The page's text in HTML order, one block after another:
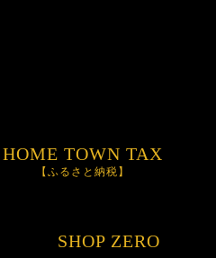
HOME TOWN TAX
【ふるさと納税】
SHOP ZERO